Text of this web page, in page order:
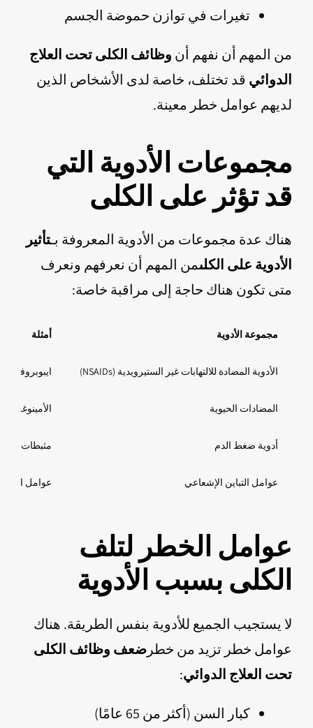
تغيرات في توازن حموضة الجسم
من المهم أن نفهم أن وظائف الكلى تحت العلاج
الدوائي قد تختلف، خاصة لدى الأشخاص الذين
لديهم عوامل خطر معينة.
مجموعات الأدوية التي
قد تؤثر على الكلى
هناك عدة مجموعات من الأدوية المعروفة بـتأثير
الأدوية على الكلىمن المهم أن نعرفهم ونعرف
متى تكون هناك حاجة إلى مراقبة خاصة:
مجموعة الأدوية أمثلة
الأدوية المضادة للالتهابات غير الستيرويدية (NSAIDs) ايبوبروفين،
المضادات الحيوية
أدوية ضغط الدم مثبطات
عوامل التباين الإشعاعي عوامل
عوامل الخطر لتلف
الكلى بسبب الأدوية
لا يستجيب الجميع للأدوية بنفس الطريقة. هناك
عوامل خطر تزيد من خطر ضعف وظائف الكلى
تحت العلاج الدوائي:
كبار السن (أكثر من 65 عامًا)